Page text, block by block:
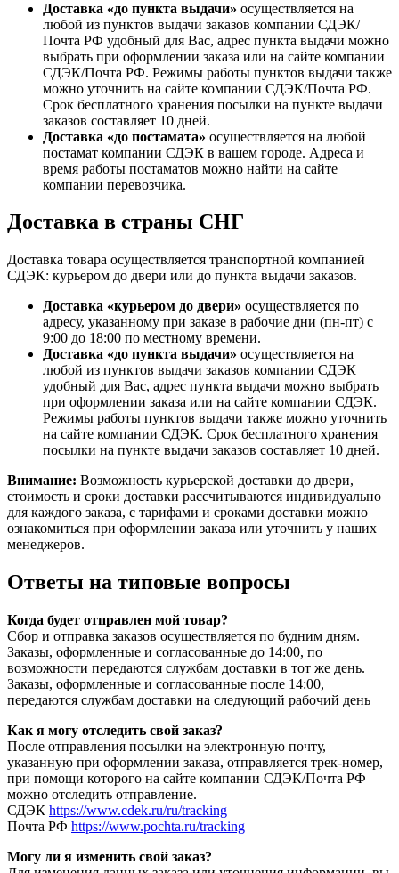
Доставка «до пункта выдачи» осуществляется на
любой из пунктов выдачи заказов компании СДЭК/
Почта РФ удобный для Вас, адрес пункта выдачи можно
выбрать при оформлении заказа или на сайте компании
СДЭК/Почта РФ. Режимы работы пунктов выдачи также
можно уточнить на сайте компании СДЭК/Почта РФ.
Срок бесплатного хранения посылки на пункте выдачи
заказов составляет 10 дней.
Доставка «до постамата» осуществляется на любой
постамат компании СДЭК в вашем городе. Адреса и
время работы постаматов можно найти на сайте
компании перевозчика.
Доставка в страны СНГ
Доставка товара осуществляется транспортной компанией
СДЭК: курьером до двери или до пункта выдачи заказов.
Доставка «курьером до двери» осуществляется по
адресу, указанному при заказе в рабочие дни (пн-пт) с
9:00 до 18:00 по местному времени.
Доставка «до пункта выдачи» осуществляется на
любой из пунктов выдачи заказов компании СДЭК
удобный для Вас, адрес пункта выдачи можно выбрать
при оформлении заказа или на сайте компании СДЭК.
Режимы работы пунктов выдачи также можно уточнить
на сайте компании СДЭК. Срок бесплатного хранения
посылки на пункте выдачи заказов составляет 10 дней.
Внимание: Возможность курьерской доставки до двери,
стоимость и сроки доставки рассчитываются индивидуально
для каждого заказа, с тарифами и сроками доставки можно
ознакомиться при оформлении заказа или уточнить у наших
менеджеров.
Ответы на типовые вопросы
Когда будет отправлен мой товар?
Сбор и отправка заказов осуществляется по будним дням.
Заказы, оформленные и согласованные до 14:00, по
возможности передаются службам доставки в тот же день.
Заказы, оформленные и согласованные после 14:00,
передаются службам доставки на следующий рабочий день
Как я могу отследить свой заказ?
После отправления посылки на электронную почту,
указанную при оформлении заказа, отправляется трек-номер,
при помощи которого на сайте компании СДЭК/Почта РФ
можно отследить отправление.
СДЭК https://www.cdek.ru/ru/tracking
Почта РФ https://www.pochta.ru/tracking
Могу ли я изменить свой заказ?